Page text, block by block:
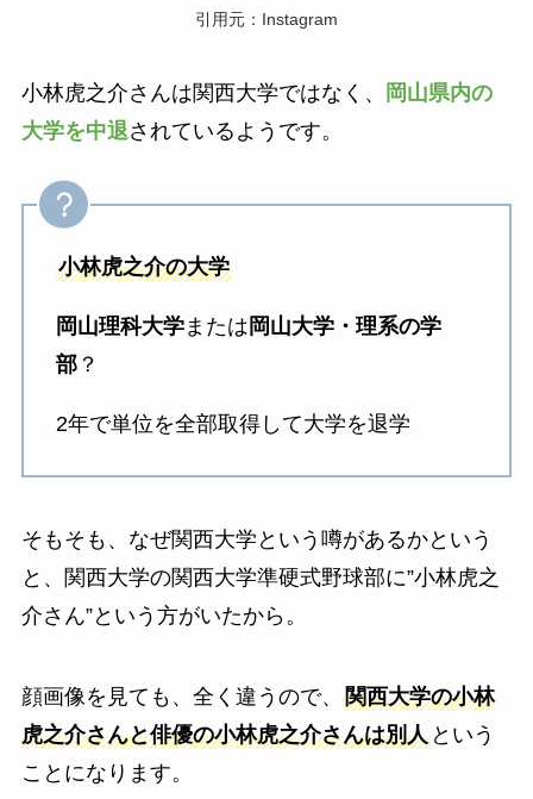
引用元：Instagram
小林虎之介さんは関西大学ではなく、
岡山県内の
大学を中退されているようです。
小林虎之介の大学
岡山理科大学または 岡山大学・理系の学
部？
2年で単位を全部取得して大学を退学
そもそも、なぜ関西大学という噂があるかという
と、関西大学の関西大学準硬式野球部に”小林虎之
介さん”という方がいたから。
顔画像を見ても、全く違うので、 関西大学の小林
虎之介さんと俳優の小林虎之介さんは別人という
ことになります。